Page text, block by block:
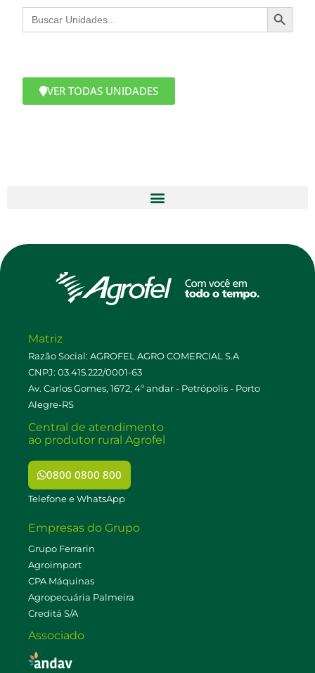
Search
for:
SEARCH BUTTON
VER TODAS UNIDADES
Matriz
Razão Social: AGROFEL AGRO COMERCIAL S.A
CNPJ: 03.415.222/0001-63
Av. Carlos Gomes, 1672, 4º andar - Petrópolis - Porto
Alegre-RS
Central de atendimento
ao produtor rural Agrofel
0800 0800 800
Telefone e WhatsApp
Empresas do Grupo
Grupo Ferrarin
Agroimport
CPA Máquinas
Agropecuária Palmeira
Creditá S/A
Associado